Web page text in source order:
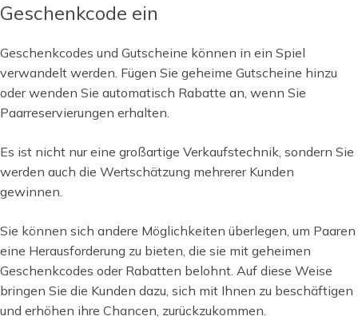
Geschenkcode ein
Geschenkcodes und Gutscheine können in ein Spiel
verwandelt werden. Fügen Sie geheime Gutscheine hinzu
oder wenden Sie automatisch Rabatte an, wenn Sie
Paarreservierungen erhalten.
Es ist nicht nur eine großartige Verkaufstechnik, sondern Sie
werden auch die Wertschätzung mehrerer Kunden
gewinnen.
Sie können sich andere Möglichkeiten überlegen, um Paaren
eine Herausforderung zu bieten, die sie mit geheimen
Geschenkcodes oder Rabatten belohnt. Auf diese Weise
bringen Sie die Kunden dazu, sich mit Ihnen zu beschäftigen
und erhöhen ihre Chancen, zurückzukommen.